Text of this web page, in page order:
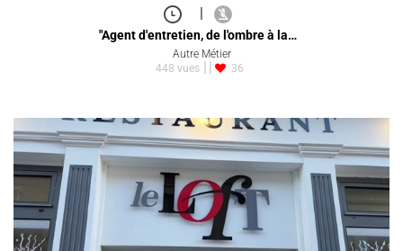
|
"Agent d'entretien, de l'ombre à la…
Autre Métier
448 vues
36